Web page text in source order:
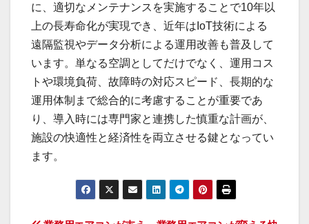
に、適切なメンテナンスを実施することで10年以
上の長寿命化が実現でき、近年はIoT技術による
遠隔監視やデータ分析による運用改善も普及して
います。単なる空調としてだけでなく、運用コス
トや環境負荷、故障時の対応スピード、長期的な
運用体制まで総合的に考慮することが重要であ
り、導入時には専門家と連携した慎重な計画が、
施設の快適性と経済性を両立させる鍵となってい
ます。